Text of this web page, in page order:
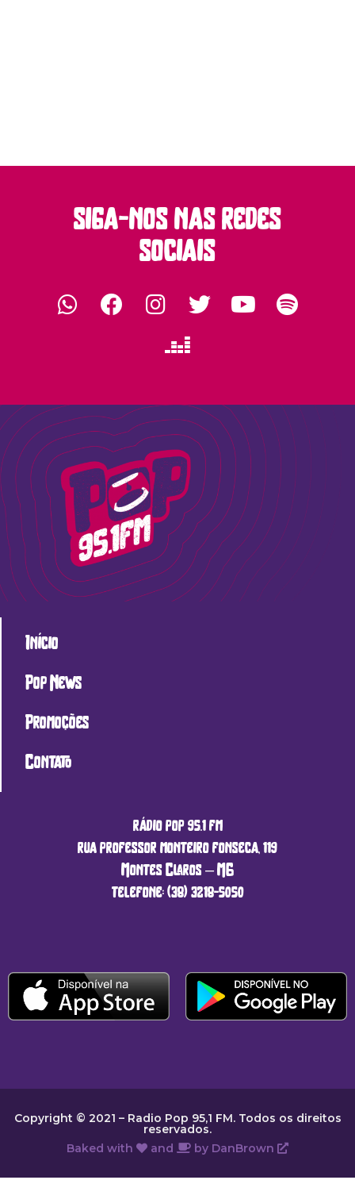
siga-nos nas redes
sociais
Início
Pop News
Promoções
Contato
rádio pop 95.1 fm
rua professor monteiro fonseca, 119
Montes Claros – MG
telefone: (38) 3218-5050
Copyright © 2021 – Radio Pop 95,1 FM. Todos os direitos
reservados.
Baked with
and by DanBrown